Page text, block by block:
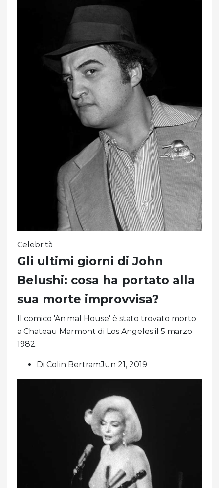
Celebrità
Gli ultimi giorni di John
Belushi: cosa ha portato alla
sua morte improvvisa?
Il comico 'Animal House' è stato trovato morto
a Chateau Marmont di Los Angeles il 5 marzo
1982.
Di Colin BertramJun 21, 2019